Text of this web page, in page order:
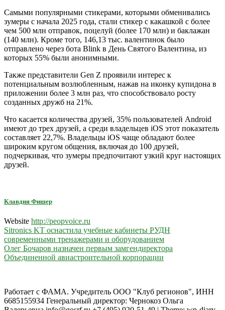
Самыми популярными стикерами, которыми обменивались
зумеры с начала 2025 года, стали стикер с какашкой с более
чем 500 млн отправок, поцелуй (более 170 млн) и баклажан
(140 млн). Кроме того, 146,13 тыс. валентинок было
отправлено через бота Blink в День Святого Валентина, из
которых 55% были анонимными.
Также представители Gen Z проявили интерес к
потенциальным возлюбленным, нажав на иконку купидона в
приложении более 3 млн раз, что способствовало росту
созданных дружб на 21%.
Что касается количества друзей, 35% пользователей Android
имеют до трех друзей, а среди владельцев iOS этот показатель
составляет 22,7%. Владельцы iOS чаще обладают более
широким кругом общения, включая до 100 друзей,
подчеркивая, что зумеры предпочитают узкий круг настоящих
друзей.
Клавдия Фишер
Website http://peopvoice.ru
Навигация
по
записям
Sitronics KT оснастила учебные кабинеты РУДН
современными тренажерами и оборудованием
Олег Бочаров назначен первым замгендиректора
Объединенной авиастроительной корпорации
Работает с ФАМА. Учредитель ООО "Клуб регионов", ИНН
6685155934 Генеральный директор: Чернокоз Ольга